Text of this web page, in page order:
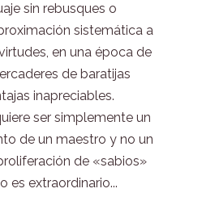
sin rebusques o
sistemática a
en una época de
de baratijas
inapreciables.
ser simplemente un
de un maestro y no un
de «sabios»
es extraordinario...